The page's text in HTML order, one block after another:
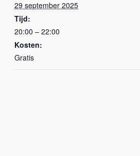
29 september 2025
Tijd:
20:00 – 22:00
Kosten:
Gratis